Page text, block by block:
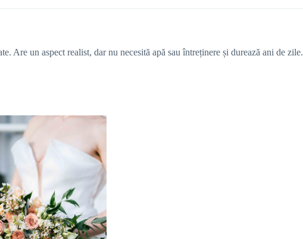
Are un aspect realist, dar nu necesită apă sau întreținere și durează ani de zile.